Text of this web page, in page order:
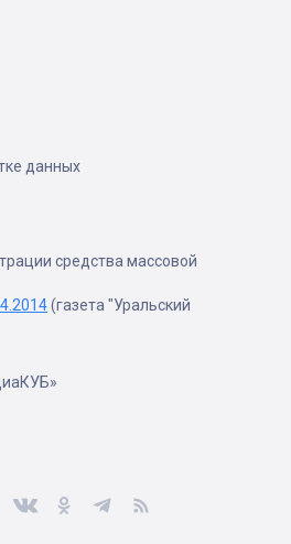
данных
средства массовой
(газета "Уральский